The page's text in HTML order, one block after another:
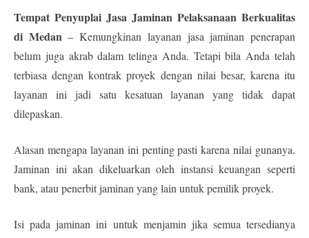
Tempat Penyuplai Jasa Jaminan Pelaksanaan Berkualitas
di Medan – Kemungkinan layanan jasa jaminan penerapan
belum juga akrab dalam telinga Anda. Tetapi bila Anda telah
terbiasa dengan kontrak proyek dengan nilai besar, karena itu
layanan ini jadi satu kesatuan layanan yang tidak dapat
dilepaskan.
Alasan mengapa layanan ini penting pasti karena nilai gunanya.
Jaminan ini akan dikeluarkan oleh instansi keuangan seperti
bank, atau penerbit jaminan yang lain untuk pemilik proyek.
Isi pada jaminan ini untuk menjamin jika semua tersedianya